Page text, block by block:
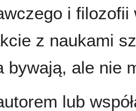
i
z naukami
bywają, ale nie
lub